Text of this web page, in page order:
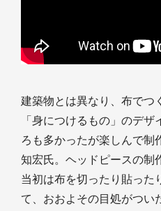
建築物とは異なり、布でつ
「身につけるもの」のデ
ろも多かったが楽しんで制
知宏氏。ヘッドピースの制
当初は布を切ったり貼った
て、おおよその目処がつい